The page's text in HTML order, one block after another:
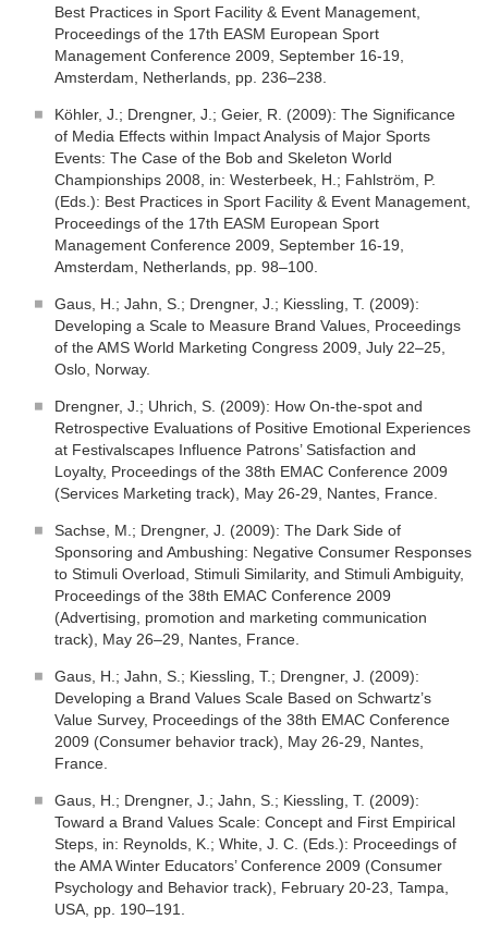
Best Practices in Sport Facility & Event Management,
Proceedings of the 17th EASM European Sport
Management Conference 2009, September 16-19,
Amsterdam, Netherlands, pp. 236–238.
Köhler, J.; Drengner, J.; Geier, R. (2009): The Significance
of Media Effects within Impact Analysis of Major Sports
Events: The Case of the Bob and Skeleton World
Championships 2008, in: Westerbeek, H.; Fahlström, P.
(Eds.): Best Practices in Sport Facility & Event Management,
Proceedings of the 17th EASM European Sport
Management Conference 2009, September 16-19,
Amsterdam, Netherlands, pp. 98–100.
Gaus, H.; Jahn, S.; Drengner, J.; Kiessling, T. (2009):
Developing a Scale to Measure Brand Values, Proceedings
of the AMS World Marketing Congress 2009, July 22–25,
Oslo, Norway.
Drengner, J.; Uhrich, S. (2009): How On-the-spot and
Retrospective Evaluations of Positive Emotional Experiences
at Festivalscapes Influence Patrons’ Satisfaction and
Loyalty, Proceedings of the 38th EMAC Conference 2009
(Services Marketing track), May 26-29, Nantes, France.
Sachse, M.; Drengner, J. (2009): The Dark Side of
Sponsoring and Ambushing: Negative Consumer Responses
to Stimuli Overload, Stimuli Similarity, and Stimuli Ambiguity,
Proceedings of the 38th EMAC Conference 2009
(Advertising, promotion and marketing communication
track), May 26–29, Nantes, France.
Gaus, H.; Jahn, S.; Kiessling, T.; Drengner, J. (2009):
Developing a Brand Values Scale Based on Schwartz’s
Value Survey, Proceedings of the 38th EMAC Conference
2009 (Consumer behavior track), May 26-29, Nantes,
France.
Gaus, H.; Drengner, J.; Jahn, S.; Kiessling, T. (2009):
Toward a Brand Values Scale: Concept and First Empirical
Steps, in: Reynolds, K.; White, J. C. (Eds.): Proceedings of
the AMA Winter Educators’ Conference 2009 (Consumer
Psychology and Behavior track), February 20-23, Tampa,
USA, pp. 190–191.